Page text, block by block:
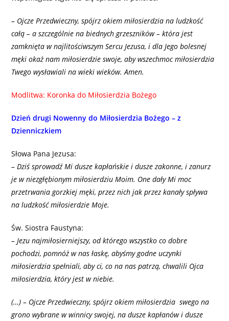
– Ojcze Przedwieczny, spójrz okiem miłosierdzia na ludzkość
całą – a szczególnie na biednych grzeszników – która jest
zamknięta w najlitościwszym Sercu Jezusa, i dla Jego bolesnej
męki okaż nam miłosierdzie swoje, aby wszechmoc miłosierdzia
Twego wysławiali na wieki wieków. Amen.
Modlitwa: Koronka do Miłosierdzia Bożego
Dzień drugi Nowenny do Miłosierdzia Bożego – z
Dzienniczkiem
Słowa Pana Jezusa:
– Dziś sprowadź Mi dusze kapłańskie i dusze zakonne, i zanurz
je w niezgłębionym miłosierdziu Moim. One dały Mi moc
przetrwania gorzkiej męki, przez nich jak przez kanały spływa
na ludzkość miłosierdzie Moje.
Św. Siostra Faustyna:
– Jezu najmiłosierniejszy, od którego wszystko co dobre
pochodzi, pomnóż w nas łaskę, abyśmy godne uczynki
miłosierdzia spełniali, aby ci, co na nas patrzą, chwalili Ojca
miłosierdzia, który jest w niebie.
(…) – Ojcze Przedwieczny, spójrz okiem miłosierdzia swego na
grono wybrane w winnicy swojej, na dusze kapłanów i dusze